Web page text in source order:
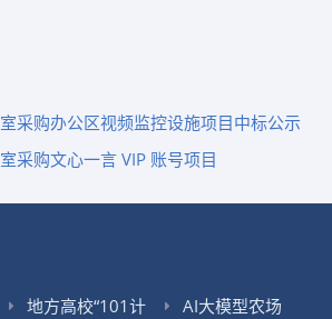
采购办公区视频监控设施项目中标公示
采购文心一言 VIP 账号项目
地方高校“101计
AI大模型农场